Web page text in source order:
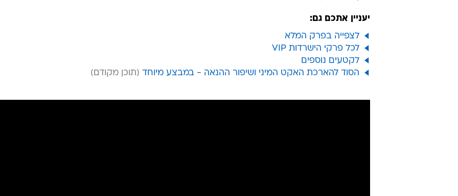
יעניין אתכם גם:
לצפייה בפרק המלא
לכל פרקי הישרדות VIP
לקטעים נוספים
הסוד להארכת האקט המיני ושיפור ההנאה - במבצע מיוחד